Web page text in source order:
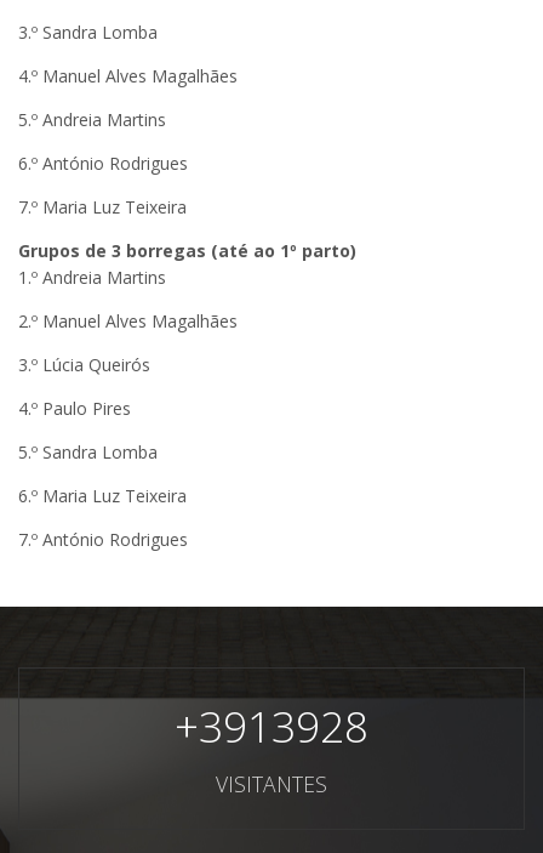
3.º Sandra Lomba
4.º Manuel Alves Magalhães
5.º Andreia Martins
6.º António Rodrigues
7.º Maria Luz Teixeira
Grupos de 3 borregas (até ao 1º parto)
1.º Andreia Martins
2.º Manuel Alves Magalhães
3.º Lúcia Queirós
4.º Paulo Pires
5.º Sandra Lomba
6.º Maria Luz Teixeira
7.º António Rodrigues
+3913928
VISITANTES